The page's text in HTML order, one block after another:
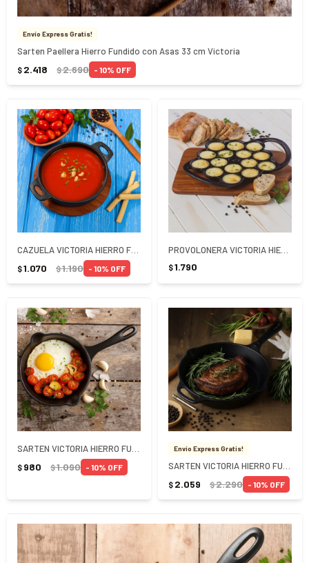
Envío Express Gratis!
Sarten Paellera Hierro Fundido con Asas 33 cm Victoria
$ 2.418 $2.690 10
$1.070 $1.190 10 $1.790
$ 980 $1.090 10
Envío Express Gratis!
$ 2.059 $2.290 10